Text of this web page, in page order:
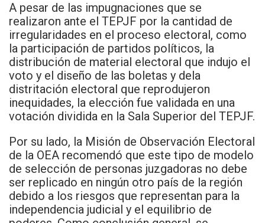
A pesar de las impugnaciones que se
realizaron ante el TEPJF por la cantidad de
irregularidades en el proceso electoral, como
la participación de partidos políticos, la
distribución de material electoral que indujo el
voto y el diseño de las boletas y dela
distritación electoral que reprodujeron
inequidades, la elección fue validada en una
votación dividida en la Sala Superior del TEPJF.
Por su lado, la Misión de Observación Electoral
de la OEA recomendó que este tipo de modelo
de selección de personas juzgadoras no debe
ser replicado en ningún otro país de la región
debido a los riesgos que representan para la
independencia judicial y el equilibrio de